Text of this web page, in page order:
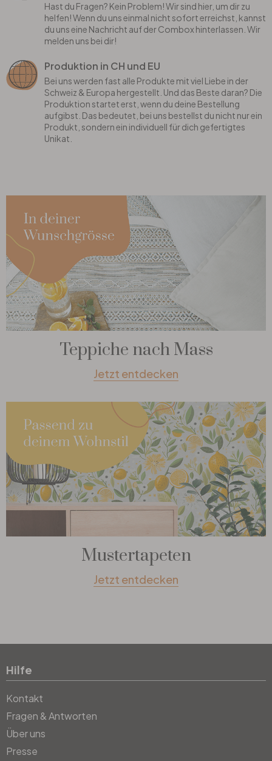
Hast du Fragen? Kein Problem! Wir sind hier, um dir zu
helfen! Wenn du uns einmal nicht sofort erreichst, kannst
du uns eine Nachricht auf der Combox hinterlassen. Wir
melden uns bei dir!
Produktion in CH und EU
Bei uns werden fast alle Produkte mit viel Liebe in der
Schweiz & Europa hergestellt. Und das Beste daran? Die
Produktion startet erst, wenn du deine Bestellung
aufgibst. Das bedeutet, bei uns bestellst du nicht nur ein
Produkt, sondern ein individuell für dich gefertigtes
Unikat.
Teppiche nach Mass
Jetzt entdecken
Mustertapeten
Jetzt entdecken
Hilfe
Kontakt
Fragen & Antworten
Über uns
Presse